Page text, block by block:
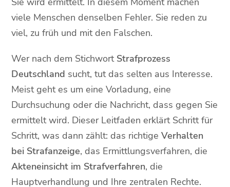
viele Menschen denselben Fehler. Sie reden zu
viel, zu früh und mit den Falschen.
Wer nach dem Stichwort Strafprozess
Deutschland sucht, tut das selten aus Interesse.
Meist geht es um eine Vorladung, eine
Durchsuchung oder die Nachricht, dass gegen Sie
ermittelt wird. Dieser Leitfaden erklärt Schritt für
Schritt, was dann zählt: das richtigeVerhalten
bei Strafanzeige, das Ermittlungsverfahren, die
Akteneinsicht im Strafverfahren, die
Hauptverhandlung und Ihre zentralen Rechte.